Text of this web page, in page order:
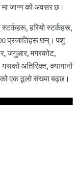
मा जान्न को अवसर छ।
हरियो स्टर्कहरू,
प्रजातिहरू छन्। पशु
जगुआर, मगरकोट,
अतिरिक्त, क्यागानो
को एक ठूलो संख्या बढ्छ।